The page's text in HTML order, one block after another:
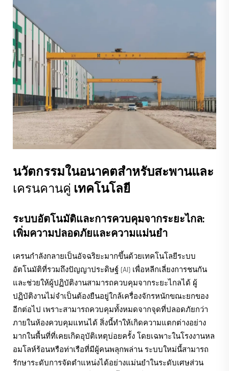
นวัตกรรมในอนาคตสำหรับสะพานและ
เครนคานคู่ เทคโนโลยี
ระบบอัตโนมัติและการควบคุมจากระยะไกล:
เพิ่มความปลอดภัยและความแม่นยำ
เครนกำลังกลายเป็นอัจฉริยะมากขึ้นด้วยเทคโนโลยีระบบ
อัตโนมัติที่รวมถึงปัญญาประดิษฐ์ (AI) เพื่อหลีกเลี่ยงการชนกัน
และช่วยให้ผู้ปฏิบัติงานสามารถควบคุมจากระยะไกลได้ ผู้
ปฏิบัติงานไม่จำเป็นต้องยืนอยู่ใกล้เครื่องจักรหนักขณะยกของ
อีกต่อไป เพราะสามารถควบคุมทั้งหมดจากจุดที่ปลอดภัยกว่า
ภายในห้องควบคุมแทนได้ สิ่งนี้ทำให้เกิดความแตกต่างอย่าง
มากในพื้นที่ที่เคยเกิดอุบัติเหตุบ่อยครั้ง โดยเฉพาะในโรงงานหล
อมโลห์ร้อนหรือท่าเรือที่มีผู้คนพลุกพล่าน ระบบใหม่นี้สามารถ
รักษาระดับการจัดตำแหน่งได้อย่างแม่นยำในระดับเศษส่วน